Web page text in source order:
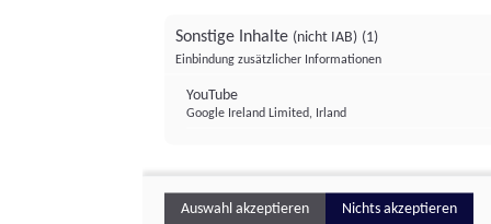
Sonstige Inhalte (nicht IAB) (1)
Einbindung zusätzlicher Informationen
YouTube
Google Ireland Limited, Irland
Auswahl akzeptieren Nichts akzeptieren